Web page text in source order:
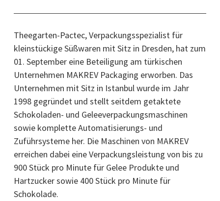
Theegarten-Pactec, Verpackungsspezialist für
kleinstückige Süßwaren mit Sitz in Dresden, hat zum
01. September eine Beteiligung am türkischen
Unternehmen MAKREV Packaging erworben. Das
Unternehmen mit Sitz in Istanbul wurde im Jahr
1998 gegründet und stellt seitdem getaktete
Schokoladen- und Geleeverpackungsmaschinen
sowie komplette Automatisierungs- und
Zuführsysteme her. Die Maschinen von MAKREV
erreichen dabei eine Verpackungsleistung von bis zu
900 Stück pro Minute für Gelee Produkte und
Hartzucker sowie 400 Stück pro Minute für
Schokolade.